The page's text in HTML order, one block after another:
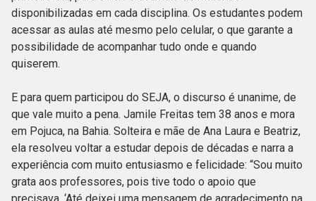
disponibilizadas em cada disciplina. Os estudantes podem
acessar as aulas até mesmo pelo celular, o que garante a
possibilidade de acompanhar tudo onde e quando
quiserem.
E para quem participou do SEJA, o discurso é unanime, de
que vale muito a pena. Jamile Freitas tem 38 anos e mora
em Pojuca, na Bahia. Solteira e mãe de Ana Laura e Beatriz,
ela resolveu voltar a estudar depois de décadas e narra a
experiência com muito entusiasmo e felicidade: “Sou muito
grata aos professores, pois tive todo o apoio que